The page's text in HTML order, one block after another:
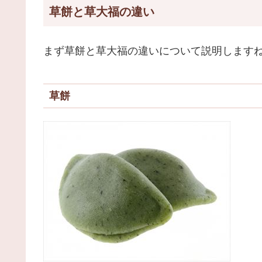
草餅と草大福の違い
まず草餅と草大福の違いについて説明します
草餅